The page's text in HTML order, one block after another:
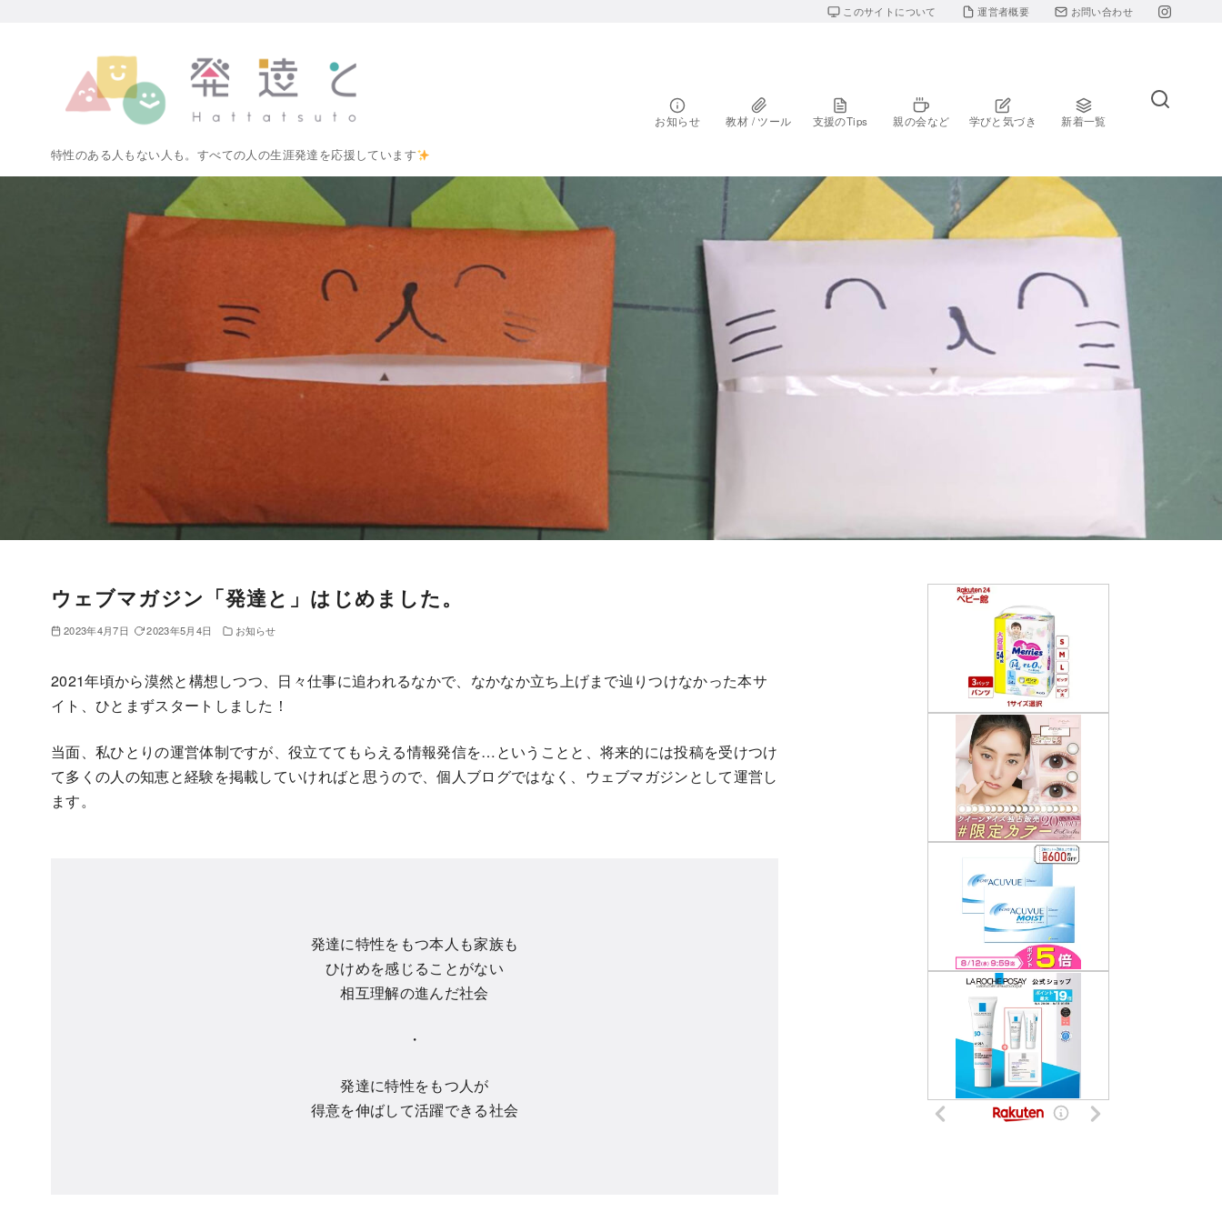
動
このサイトについて 運営者概要 お問い合わせ
特性のある人もない人も。すべての人の生涯発達を応援しています
お知らせ 教材 / ツール 支援のTips 親の会など 学びと気づき 新着一覧
ウェブマガジン「発達と」はじめました。
2023年4月7日 2023年5月4日 お知らせ
2021年頃から漠然と構想しつつ、日々仕事に追われるなかで、なかなか立ち上げまで辿りつけなかった本サ
イト、ひとまずスタートしました！
当面、私ひとりの運営体制ですが、役立ててもらえる情報発信を…ということと、将来的には投稿を受けつけ
て多くの人の知恵と経験を掲載していければと思うので、個人ブログではなく、ウェブマガジンとして運営し
ます。
発達に特性をもつ本人も家族も
ひけめを感じることがない
相互理解の進んだ社会
・
発達に特性をもつ人が
得意を伸ばして活躍できる社会